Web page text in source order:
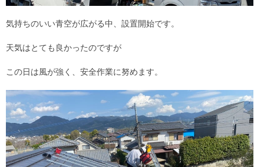
気持ちのいい青空が広がる中、設置開始です。
天気はとても良かったのですが
この日は風が強く、安全作業に努めます。